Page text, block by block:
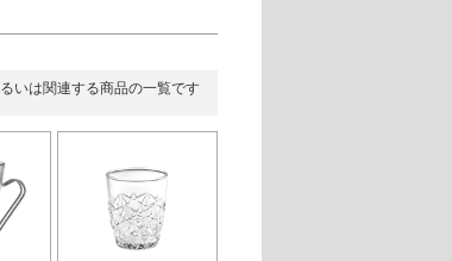
いは関連する商品の一覧です